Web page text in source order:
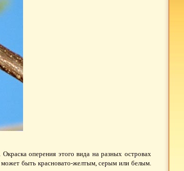
оперения этого вида на разных островах
может быть красновато-желтым, серым или белым.